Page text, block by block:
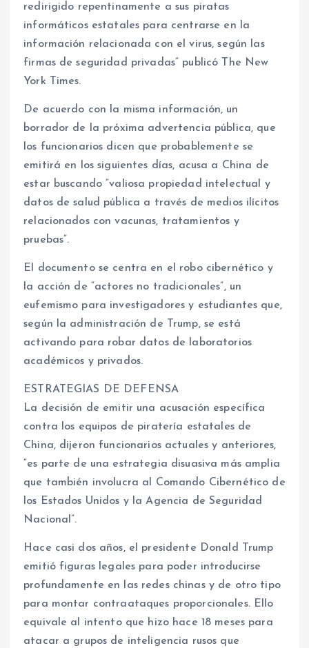
redirigido repentinamente a sus piratas
informáticos estatales para centrarse en la
información relacionada con el virus, según las
firmas de seguridad privadas” publicó The New
York Times.
De acuerdo con la misma información, un
borrador de la próxima advertencia pública, que
los funcionarios dicen que probablemente se
emitirá en los siguientes días, acusa a China de
estar buscando “valiosa propiedad intelectual y
datos de salud pública a través de medios ilícitos
relacionados con vacunas, tratamientos y
pruebas”.
El documento se centra en el robo cibernético y
la acción de “actores no tradicionales”, un
eufemismo para investigadores y estudiantes que,
según la administración de Trump, se está
activando para robar datos de laboratorios
académicos y privados.
ESTRATEGIAS DE DEFENSA
La decisión de emitir una acusación específica
contra los equipos de piratería estatales de
China, dijeron funcionarios actuales y anteriores,
“es parte de una estrategia disuasiva más amplia
que también involucra al Comando Cibernético de
los Estados Unidos y la Agencia de Seguridad
Nacional”.
Hace casi dos años, el presidente Donald Trump
emitió figuras legales para poder introducirse
profundamente en las redes chinas y de otro tipo
para montar contraataques proporcionales. Ello
equivale al intento que hizo hace 18 meses para
atacar a grupos de inteligencia rusos que